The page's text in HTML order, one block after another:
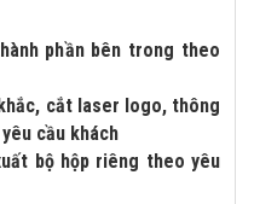
phần bên trong theo
cắt laser logo, thông
cầu khách
bộ hộp riêng theo yêu